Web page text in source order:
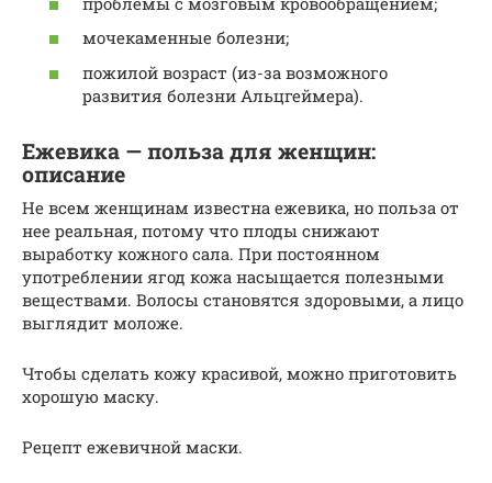
мочекаменные болезни;
пожилой возраст (из-за возможного
развития болезни Альцгеймера).
Ежевика — польза для женщин:
описание
Не всем женщинам известна ежевика, но польза от
нее реальная, потому что плоды снижают
выработку кожного сала. При постоянном
употреблении ягод кожа насыщается полезными
веществами. Волосы становятся здоровыми, а лицо
выглядит моложе.
Чтобы сделать кожу красивой, можно приготовить
хорошую маску.
Рецепт ежевичной маски.